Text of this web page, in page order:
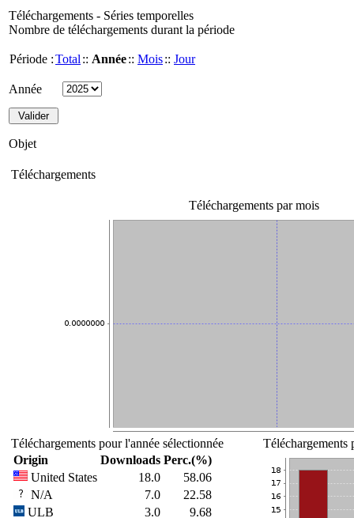
Téléchargements - Séries temporelles
Nombre de téléchargements durant la période
Période :Total :: Année:: Mois:: Jour
Année
Objet
Téléchargements
Téléchargements par mois
Téléchargements pour l'année sélectionnée
Origin
Downloads Perc.(%)
United States
18.0
58.06
N/A
7.0
22.58
ULB
3.0
9.68
Téléchargements